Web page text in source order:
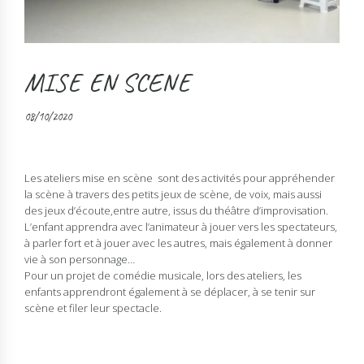
MISE EN SCENE
08/10/2020
Les ateliers mise en scène sont des activités pour appréhender
la scène à travers des petits jeux de scène, de voix, mais aussi
des jeux d’écoute,entre autre, issus du théâtre d’improvisation.
L’enfant apprendra avec l’animateur à jouer vers les spectateurs,
à parler fort et à jouer avec les autres, mais également à donner
vie à son personnage…
Pour un projet de comédie musicale, lors des ateliers, les
enfants apprendront également à se déplacer, à se tenir sur
scène et filer leur spectacle.